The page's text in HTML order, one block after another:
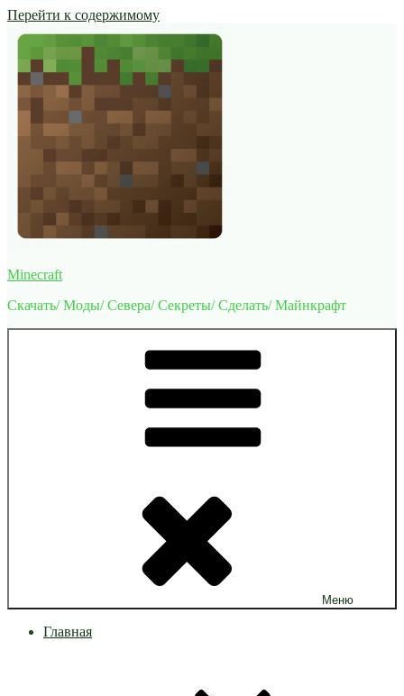
Перейти к содержимому
Minecraft
Скачать/ Моды/ Севера/ Секреты/ Сделать/ Майнкрафт
Меню
Главная